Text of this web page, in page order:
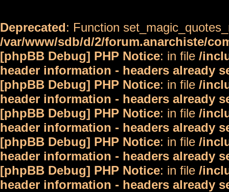
Deprecated: Function
/var/www/sdb/d/2/forum.anarchiste/
[phpBB Debug] PHP Notice: in file /
header information - headers already
[phpBB Debug] PHP Notice: in file /
header information - headers already
[phpBB Debug] PHP Notice: in file /
header information - headers already
[phpBB Debug] PHP Notice: in file /
header information - headers already
[phpBB Debug] PHP Notice: in file /
header information - headers already